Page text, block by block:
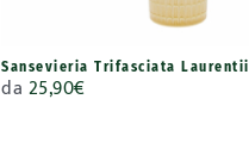
Sansevieria Trifasciata Laurentii
da 25,90€